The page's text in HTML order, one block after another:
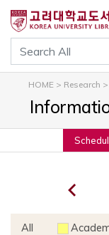
건
기
통합검색
사이트내 검색
HOME> Research >
All